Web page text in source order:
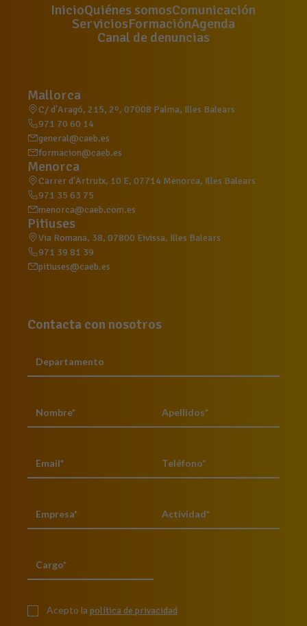
InicioQuiénes somosComunicación
ServiciosFormaciónAgenda
Canal de denuncias
Mallorca
C/ d'Aragó, 215, 2º, 07008 Palma, Illes Balears
971 70 60 14
general@caeb.es
formacion@caeb.es
Menorca
Carrer d'Artrutx, 10 E, 07714 Menorca, Illes Balears
971 35 63 75
menorca@caeb.com.es
Pitiuses
Via Romana, 38, 07800 Eivissa, Illes Balears
971 39 81 39
pitiuses@caeb.es
Contacta con nosotros
Acepto la política de privacidad